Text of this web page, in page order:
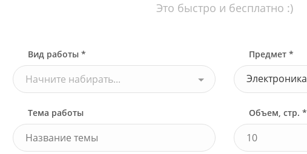
Это быстро и бесплатно :)
Вид работы *
Начните набирать...
Предмет *
Электроника
Тема работы Объем, стр. *